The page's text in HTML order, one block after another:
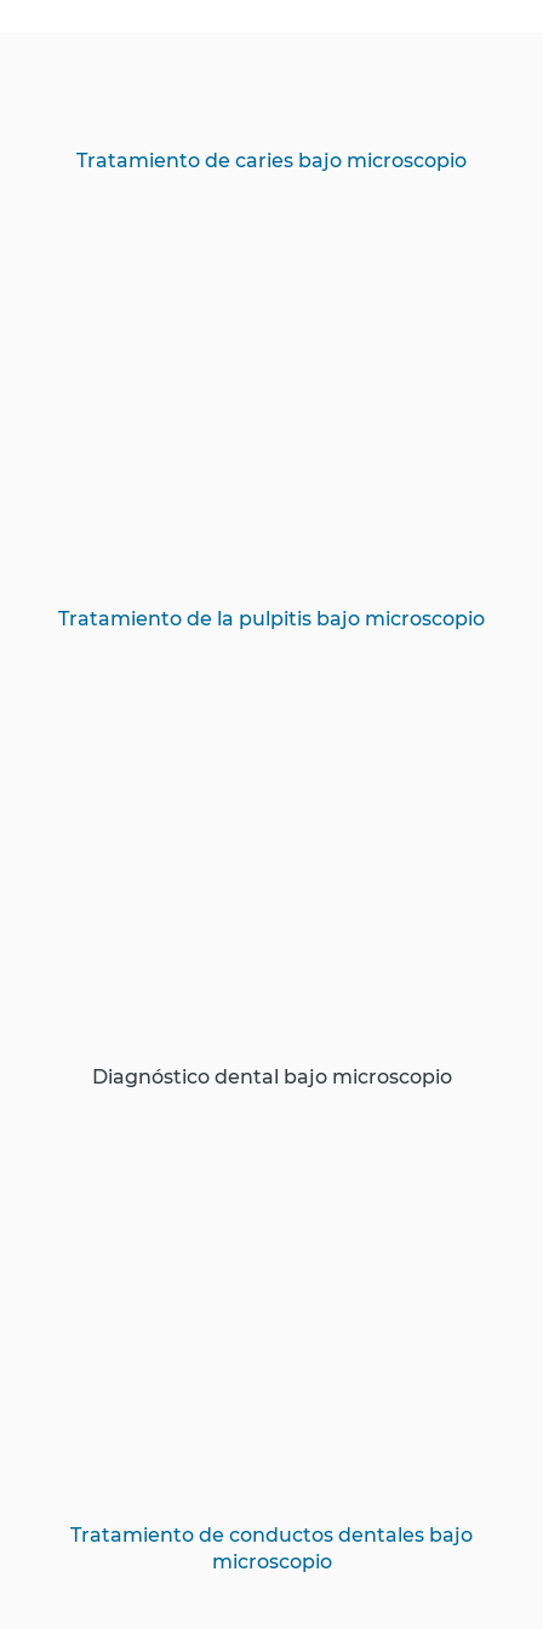
Tratamiento de caries bajo microscopio
Tratamiento de la pulpitis bajo microscopio
Diagnóstico dental bajo microscopio
Tratamiento de conductos dentales bajo
microscopio